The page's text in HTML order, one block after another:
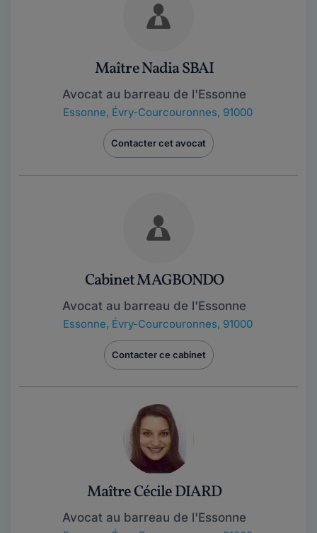
Maître Nadia SBAI
Avocat au barreau de l'Essonne
Essonne, Évry-Courcouronnes, 91000
Contacter cet avocat
Cabinet MAGBONDO
Avocat au barreau de l'Essonne
Essonne, Évry-Courcouronnes, 91000
Contacter ce cabinet
Maître Cécile DIARD
Avocat au barreau de l'Essonne